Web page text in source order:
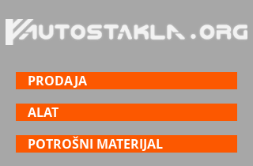
PRODAJA
ALAT
POTROŠNI MATERIJAL